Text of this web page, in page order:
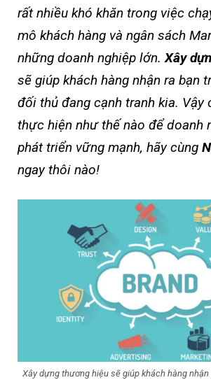
rất nhiều khó khăn trong việc
mô khách hàng và ngân sách
những doanh nghiệp lớn.Xây
sẽ giúp khách hàng nhận ra bạn
đối thủ đang cạnh tranh kia. Vậy
thực hiện như thế nào để doanh
phát triển vững mạnh, hãy cùng
ngay thôi nào!
Xây dựng thương hiệu sẽ giúp khách hàng